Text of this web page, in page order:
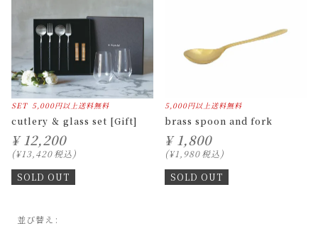
SET 5,000円以上送料無料
cutlery ＆ glass set [Gift]
¥ 12,200
¥13,420税込
SOLD OUT
5,000円以上送料無料
brass spoon and fork
¥ 1,800
¥1,980税込
SOLD OUT
並び替え